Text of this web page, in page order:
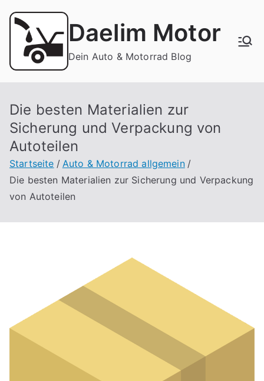
Inhalt
springen
Daelim Motor
Dein Auto & Motorrad Blog
Die besten Materialien zur
Sicherung und Verpackung von
Autoteilen
Startseite
Auto & Motorrad allgemein
Die besten Materialien zur Sicherung und Verpackung
von Autoteilen